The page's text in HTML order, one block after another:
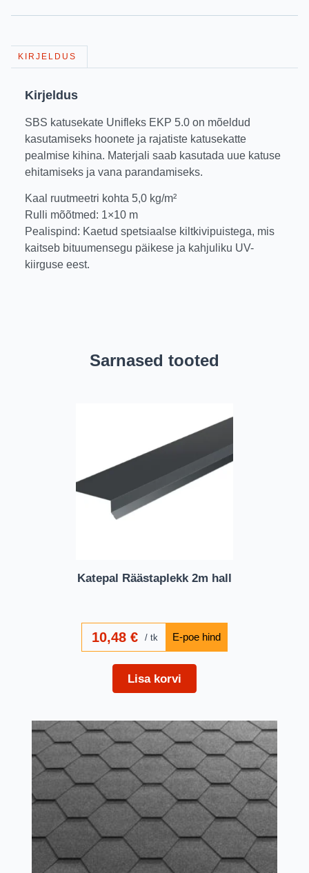
KIRJELDUS
Kirjeldus
SBS katusekate Unifleks EKP 5.0 on mõeldud
kasutamiseks hoonete ja rajatiste katusekatte
pealmise kihina. Materjali saab kasutada uue katuse
ehitamiseks ja vana parandamiseks.
Kaal ruutmeetri kohta 5,0 kg/m²
Rulli mõõtmed: 1×10 m
Pealispind: Kaetud spetsiaalse kiltkivipuistega, mis
kaitseb bituumensegu päikese ja kahjuliku UV-
kiirguse eest.
Sarnased tooted
Katepal Räästaplekk 2m hall
10,48 € tk
Lisa korvi